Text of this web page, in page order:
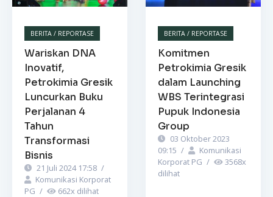
BERITA / REPORTASE
Wariskan DNA
Inovatif,
Petrokimia Gresik
Luncurkan Buku
Perjalanan 4
Tahun
Transformasi
Bisnis
21 Juli 2024 17:58 /
Komunikasi Korporat
PG / 662x dilihat
BERITA / REPORTASE
Komitmen
Petrokimia Gresik
dalam Launching
WBS Terintegrasi
Pupuk Indonesia
Group
03 Oktober 2023
09:15 /
Komunikasi
Korporat PG / 3568x
dilihat